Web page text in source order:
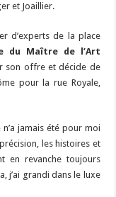
et Joaillier.
d’experts de la place
du Maître de l’Art
son offre et décide de
pour la rue Royale,
n’a jamais été pour moi
les histoires et
en revanche toujours
j’ai grandi dans le luxe